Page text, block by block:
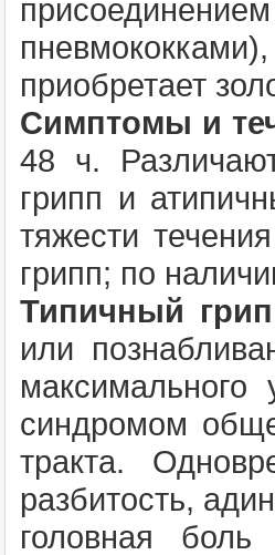
приобретает
Симптомы и
48 ч.
грипп и
тяжести
грипп; по
Типичный
или
синдромом
тракта.
разбитость,
головная